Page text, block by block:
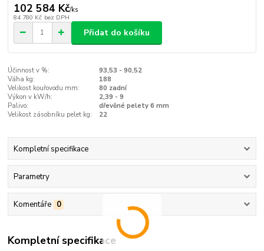
102 584 Kč/ks
84 780 Kč bez DPH
Přidat do košíku
Účinnost v %:
93,53 - 90,52
Váha kg:
188
Velikost kouřovodu mm:
80 zadní
Výkon v kW/h:
2,39 - 9
Palivo:
dřevěné pelety 6 mm
Velikost zásobníku pelet kg:
22
Kompletní specifikace
Parametry
Komentáře 0
Kompletní specifikace